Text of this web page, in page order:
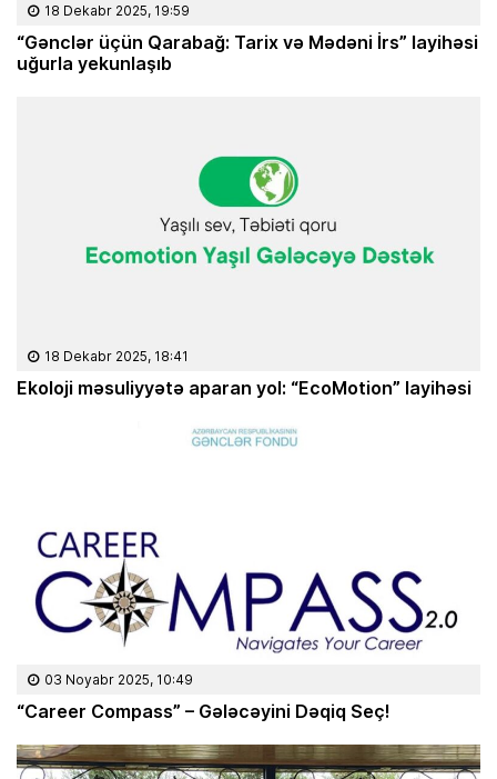
18 Dekabr 2025, 19:59
“Gənclər üçün Qarabağ: Tarix və Mədəni İrs” layihəsi
uğurla yekunlaşıb
18 Dekabr 2025, 18:41
Ekoloji məsuliyyətə aparan yol: “EcoMotion” layihəsi
03 Noyabr 2025, 10:49
“Career Compass” – Gələcəyini Dəqiq Seç!